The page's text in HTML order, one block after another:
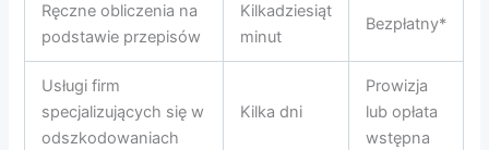
Ręczne obliczenia na
podstawie przepisów
Kilkadziesiąt
minut
Bezpłatny*
Usługi firm
specjalizujących się w
odszkodowaniach
Kilka dni
Prowizja
lub opłata
wstępna